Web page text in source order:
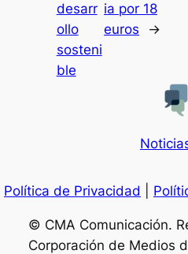
desarr
ollo
sosteni
ble
ia por 18
euros
→
Política de Privacidad
© CMA Comunicación.
Corporación de Medios